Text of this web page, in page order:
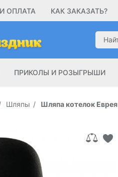
ОПЛАТА КАК ЗАКАЗАТЬ?
ПРИКОЛЫ И РОЗЫГРЫШИ
Шляпы Шляпа котелок Еврея